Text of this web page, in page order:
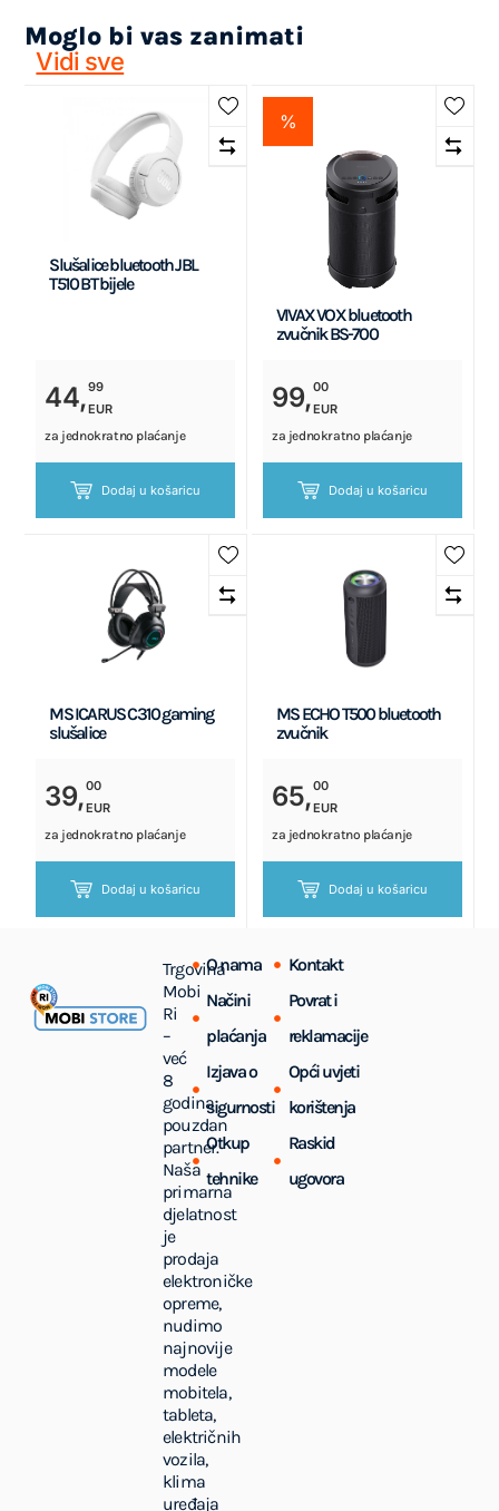
Moglo bi vas zanimati
Vidi sve
Slušalice bluetooth JBL
T510 BT bijele
44,99
EUR
za jednokratno plaćanje
Dodaj u košaricu
%
VIVAX VOX bluetooth
zvučnik BS-700
99,00
EUR
za jednokratno plaćanje
Dodaj u košaricu
MS ICARUS C310 gaming
slušalice
39,00
EUR
za jednokratno plaćanje
Dodaj u košaricu
MS ECHO T500 bluetooth
zvučnik
65,00
EUR
za jednokratno plaćanje
Dodaj u košaricu
Trgovina
Mobi
Ri
–
već
8
godina
pouzdan
partner.
Naša
primarna
djelatnost
je
prodaja
elektroničke
opreme,
nudimo
najnovije
modele
mobitela,
tableta,
električnih
vozila,
klima
uređaja
O nama
Kontakt
Načini
plaćanja
Povrat i
reklamacije
Izjava o
sigurnosti
Opći uvjeti
korištenja
Otkup
tehnike
Raskid
ugovora